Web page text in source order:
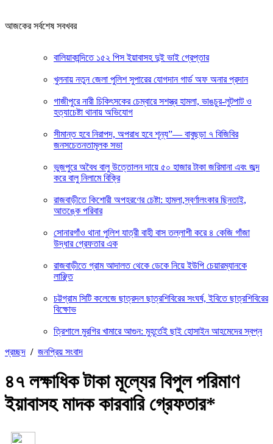
আজকের সর্বশেষ সবখবর
বালিয়াকান্দিতে ১৫২ পিস ইয়াবাসহ দুই ভাই গ্রেপ্তার
খুলনায় নতুন জেলা পুলিশ সুপারের যোগদান গার্ড অফ অনার প্রদান
গাজীপুরে নারী চিকিৎসকের চেম্বারে সশস্ত্র হামলা, ভাঙচুর-লুটপাট ও
হত্যাচেষ্টা থানায় অভিযোগ
সীমান্ত হবে নিরাপদ, অপরাধ হবে শূন্য”— বাবুছড়া ৭ বিজিবির
জনসচেতনতামূলক সভা
ভুজপুরে অবৈধ বালু উত্তোলন দায়ে ৫০ হাজার টাকা জরিমানা এবং জব্দ
করে বালু নিলামে বিক্রি
রাজবাড়ীতে কিশোরী অপহরণের চেষ্টা: হামলা,স্বর্ণালংকার ছিনতাই,
আতঙ্কে পরিবার
সোনারগাঁও থানা পুলিশ যাত্রী বাহী বাস তল্লাশী করে ৪ কেজি গাঁজা
উদ্ধার গ্রেফতার এক
রাজবাড়ীতে গ্রাম আদালত থেকে ডেকে নিয়ে ইউপি চেয়ারম্যানকে
লাঞ্ছিত
চট্টগ্রাম সিটি কলেজে ছাত্রদল ছাত্রশিবিরের সংঘর্ষ, ইবিতে ছাত্রশিবিরের
বিক্ষোভ
ত্রিশালে মুরগির খামারে আগুন: মুহূর্তেই ছাই হোসাইন আহমেদের স্বপ্ন
প্রচ্ছদ / জনপ্রিয় সংবাদ
৪৭ লক্ষাধিক টাকা মূল্যের বিপুল পরিমাণ
ইয়াবাসহ মাদক কারবারি গ্রেফতার*